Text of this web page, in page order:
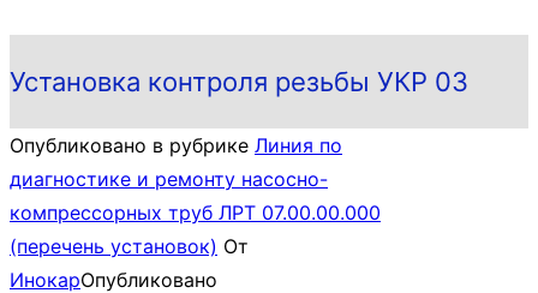
Установка контроля резьбы УКР 03
Опубликовано в рубрике Линия по
диагностике и ремонту насосно-
компрессорных труб ЛРТ 07.00.00.000
(перечень установок) От
ИнокарОпубликовано